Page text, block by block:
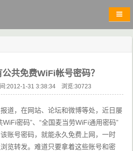
共免费WiFi帐号密码？
:2012-1-31 3:38:34 浏览:30723
道，在网站、论坛和微博等处，近日屡
密码”、“全国麦当劳WiFi通用密码”
账号密码，就能永久免费上网，一时
览转发。难道只要拿着这些账号和密